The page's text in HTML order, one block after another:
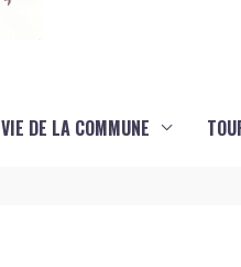
VIE DE LA COMMUNE